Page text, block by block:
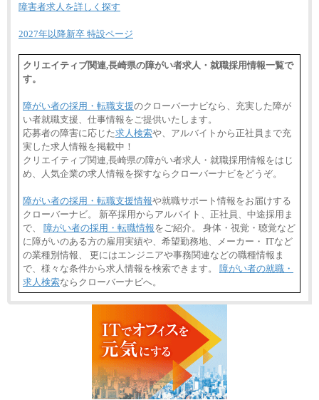
障害者求人を詳しく探す
2027年以降新卒 特設ページ
クリエイティブ関連,長崎県の障がい者求人・就職採用情報一覧で
す。
障がい者の採用・転職支援のクローバーナビなら、充実した障が
い者就職支援、仕事情報をご提供いたします。
応募者の障害に応じた求人検索や、アルバイトから正社員まで充
実した求人情報を掲載中！
クリエイティブ関連,長崎県の障がい者求人・就職採用情報をはじ
め、人気企業の求人情報を探すならクローバーナビをどうぞ。
障がい者の採用・転職支援情報や就職サポート情報をお届けする
クローバーナビ。 新卒採用からアルバイト、正社員、中途採用ま
で、 障がい者の採用・転職情報をご紹介。 身体・視覚・聴覚など
に障がいのある方の雇用実績や、希望勤務地、メーカー・ ITなど
の業種別情報、 更にはエンジニアや事務関連などの職種情報ま
で、様々な条件から求人情報を検索できます。 障がい者の就職・
求人検索ならクローバーナビへ。